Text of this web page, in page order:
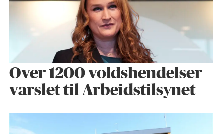
Over 1200 voldshendelser
varslet til Arbeidstilsynet